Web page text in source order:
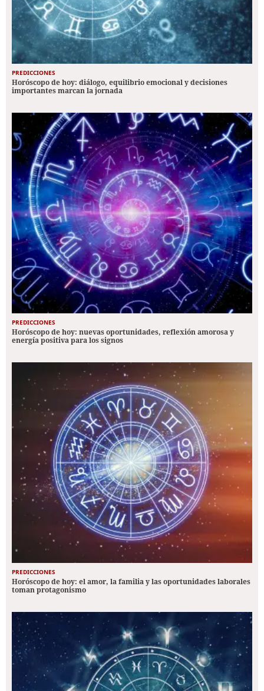
PREDICCIONES
Horóscopo de hoy: diálogo, equilibrio emocional y decisiones
importantes marcan la jornada
PREDICCIONES
Horóscopo de hoy: nuevas oportunidades, reflexión amorosa y
energía positiva para los signos
PREDICCIONES
Horóscopo de hoy: el amor, la familia y las oportunidades laborales
toman protagonismo